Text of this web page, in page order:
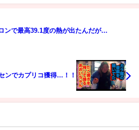
ンで最高39.1度の熱が出たんだが…
ンでカプリコ獲得…！！